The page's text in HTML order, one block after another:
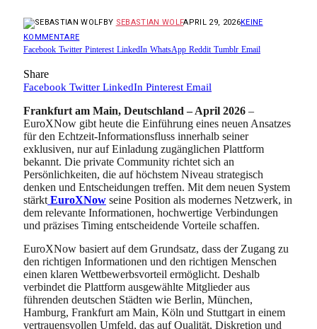
BY SEBASTIAN WOLFAPRIL 29, 2026KEINE
KOMMENTARE
Facebook Twitter Pinterest LinkedIn WhatsApp Reddit Tumblr Email
Share
Facebook Twitter LinkedIn Pinterest Email
Frankfurt am Main, Deutschland – April 2026 –
EuroXNow gibt heute die Einführung eines neuen Ansatzes
für den Echtzeit-Informationsfluss innerhalb seiner
exklusiven, nur auf Einladung zugänglichen Plattform
bekannt. Die private Community richtet sich an
Persönlichkeiten, die auf höchstem Niveau strategisch
denken und Entscheidungen treffen. Mit dem neuen System
stärkt EuroXNow seine Position als modernes Netzwerk, in
dem relevante Informationen, hochwertige Verbindungen
und präzises Timing entscheidende Vorteile schaffen.
EuroXNow basiert auf dem Grundsatz, dass der Zugang zu
den richtigen Informationen und den richtigen Menschen
einen klaren Wettbewerbsvorteil ermöglicht. Deshalb
verbindet die Plattform ausgewählte Mitglieder aus
führenden deutschen Städten wie Berlin, München,
Hamburg, Frankfurt am Main, Köln und Stuttgart in einem
vertrauensvollen Umfeld, das auf Qualität, Diskretion und